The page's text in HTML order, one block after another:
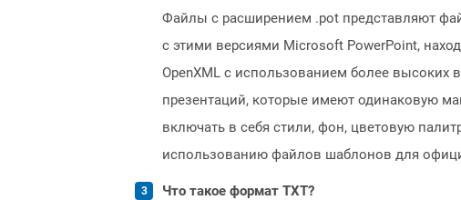
Файлы с расширением .pot представляют
с этими версиями Microsoft PowerPoint,
OpenXML с использованием более высоких
презентаций, которые имеют одинаковую
включать в себя стили, фон, цветовую
использованию файлов шаблонов для
Что такое формат TXT?